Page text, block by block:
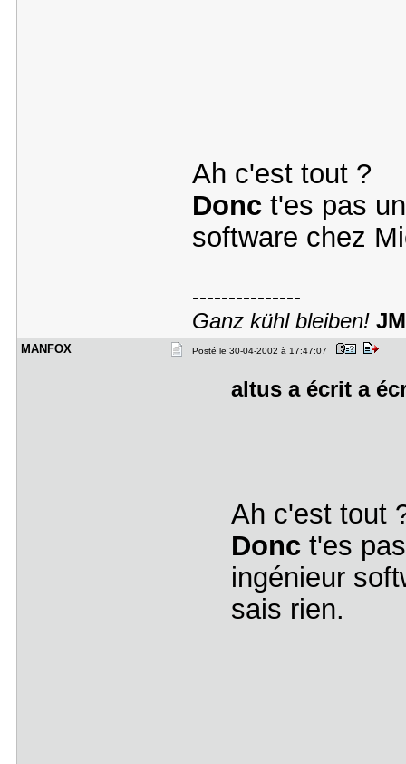
Ah c'est tout ?
Donc t'es pas
software chez
---------------
Ganz kühl bleiben!
MANFOX Posté le 30-04-2002 à 17:47:07
altus a écrit a
Ah c'est tout
Donct'es
ingénieur
sais rien.